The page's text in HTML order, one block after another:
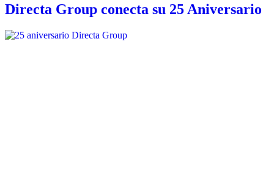
Directa Group conecta su 25 Aniversario